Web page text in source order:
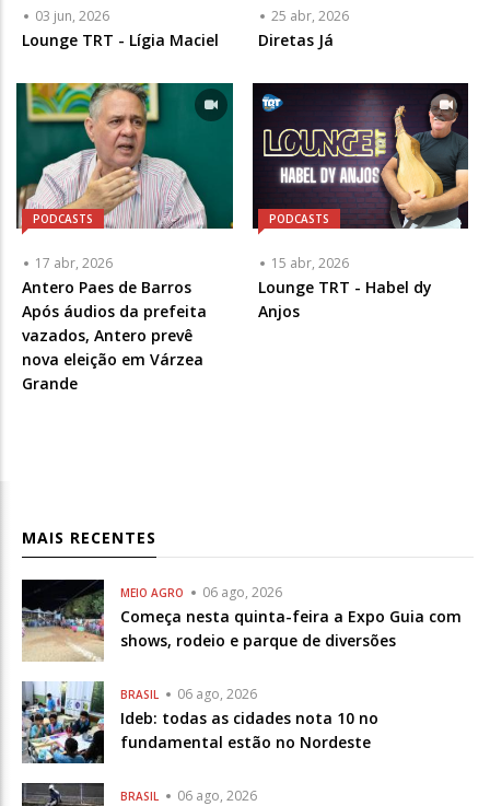
03 jun, 2026
Lounge TRT - Lígia Maciel
25 abr, 2026
Diretas Já
PODCASTS
17 abr, 2026
Articulista
ou
Chamada
-
Opcional
Antero Paes de Barros
Após áudios da prefeita
vazados, Antero prevê
nova eleição em Várzea
Grande
PODCASTS
15 abr, 2026
Lounge TRT - Habel dy
Anjos
MAIS RECENTES
MEIO AGRO 06 ago, 2026
Começa nesta quinta-feira a Expo Guia com
shows, rodeio e parque de diversões
BRASIL 06 ago, 2026
Ideb: todas as cidades nota 10 no
fundamental estão no Nordeste
BRASIL 06 ago, 2026